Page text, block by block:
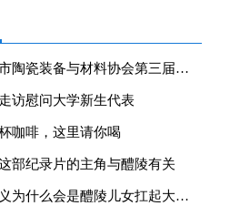
装备与材料协会第三届二次会员大会
访慰问大学新生代表
咖啡，这里请你喝
部纪录片的主角与醴陵有关
什么会是醴陵儿女扛起大旗？